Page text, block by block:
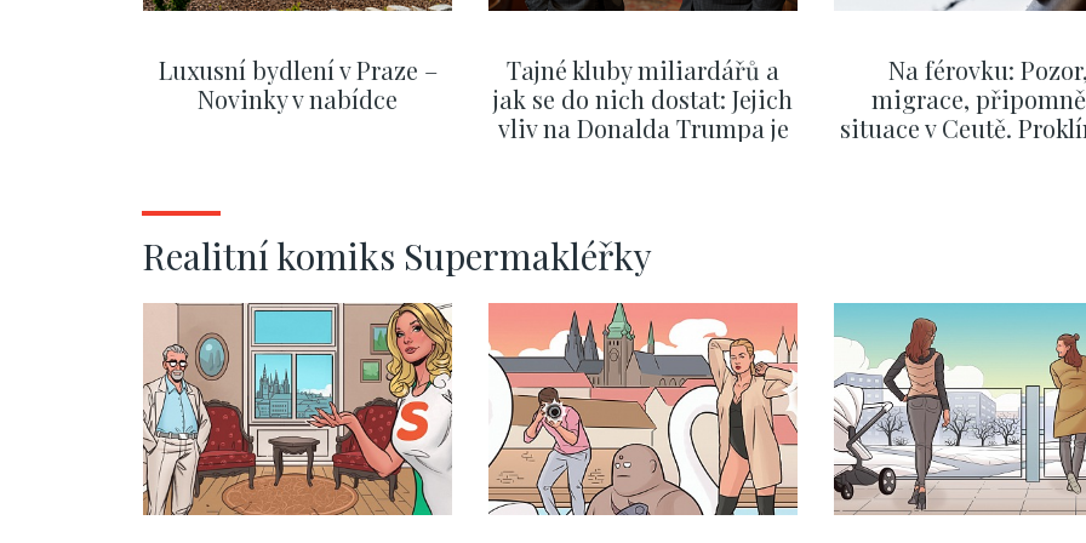
Luxusní bydlení v Praze –
Novinky v nabídce
Tajné kluby miliardářů a
jak se do nich dostat: Jejich
vliv na Donalda Trumpa je
Na férovku: Pozor,
migrace,
situace v Ceutě.
Realitní komiks Supermakléřky